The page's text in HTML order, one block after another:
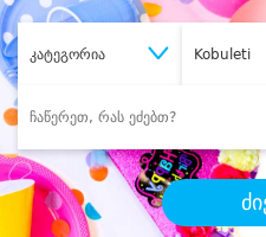
კატეგორია Kobuleti